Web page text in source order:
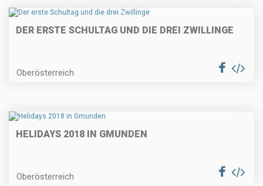
DER ERSTE SCHULTAG UND DIE DREI ZWILLINGE
Oberösterreich
HELIDAYS 2018 IN GMUNDEN
Oberösterreich